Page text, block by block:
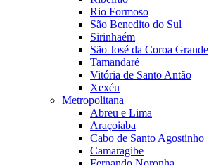
Rio Formoso
São Benedito do Sul
Sirinhaém
São José da Coroa Grande
Tamandaré
Vitória de Santo Antão
Xexéu
Metropolitana
Abreu e Lima
Araçoiaba
Cabo de Santo Agostinho
Camaragibe